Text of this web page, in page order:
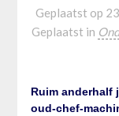
Geplaatst op
Geplaatst in
Ruim anderhalf
oud-chef-